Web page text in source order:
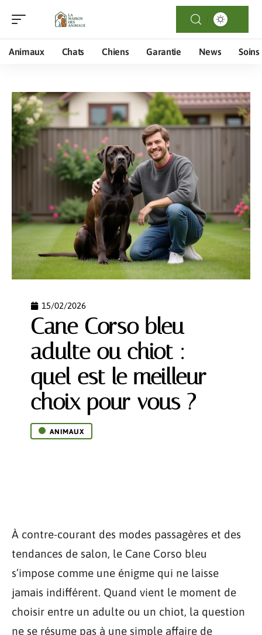
Animaux Chats Chiens Garantie News Soins
15/02/2026
Cane Corso bleu
adulte ou chiot :
quel est le meilleur
choix pour vous ?
ANIMAUX
À contre-courant des modes passagères et des
tendances de salon, le Cane Corso bleu
s’impose comme une énigme qui ne laisse
jamais indifférent. Quand vient le moment de
choisir entre un adulte ou un chiot, la question
ne se résume pas à une simple affaire de